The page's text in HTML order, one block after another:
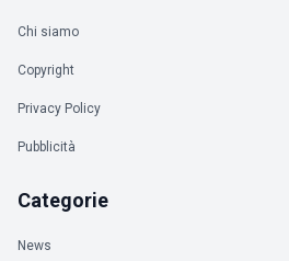
Chi siamo
Copyright
Privacy Policy
Pubblicità
Categorie
News